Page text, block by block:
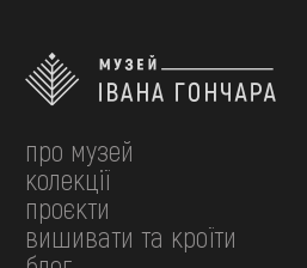
про музей
колекції
проєкти
вишивати та кроїти